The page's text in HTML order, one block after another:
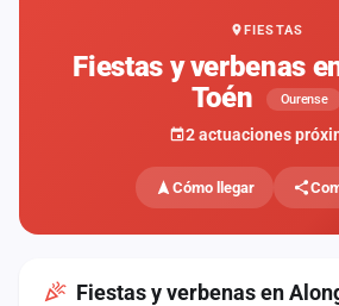
FIESTAS
Fiestas y verbenas
Toén
Ourense
2 actuaciones
Cómo llegar
Fiestas y verbenas en
fiestas
Agencias
Rankings